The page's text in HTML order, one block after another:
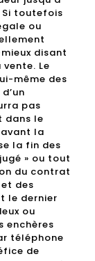
Si toutefois
ou
disant
Le
même des
pas
dans le
la
la fin des
» ou tout
du contrat
des
le dernier
ou
enchères
téléphone
de